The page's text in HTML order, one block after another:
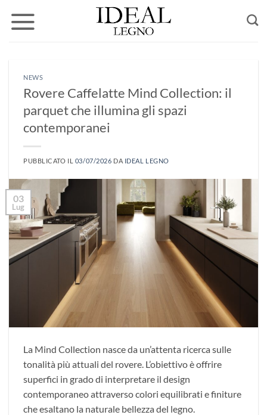
NEWS
Rovere Caffelatte Mind Collection: il
parquet che illumina gli spazi
contemporanei
PUBBLICATO IL 03/07/2026 DA IDEAL LEGNO
03
Lug
La Mind Collection nasce da un’attenta ricerca sulle
tonalità più attuali del rovere. L’obiettivo è offrire
superfici in grado di interpretare il design
contemporaneo attraverso colori equilibrati e finiture
che esaltano la naturale bellezza del legno.